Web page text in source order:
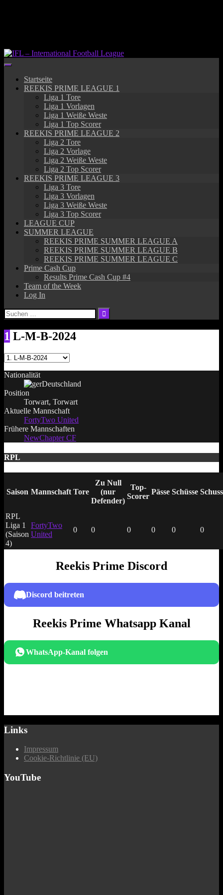
Startseite
REEKIS PRIME LEAGUE 1
Liga 1 Tore
Liga 1 Vorlagen
Liga 1 Weiße Weste
Liga 1 Top Scorer
REEKIS PRIME LEAGUE 2
Liga 2 Tore
Liga 2 Vorlage
Liga 2 Weiße Weste
Liga 2 Top Scorer
REEKIS PRIME LEAGUE 3
Liga 3 Tore
Liga 3 Vorlagen
Liga 3 Weiße Weste
Liga 3 Top Scorer
LEAGUE CUP
SUMMER LEAGUE
REEKIS PRIME SUMMER LEAGUE A
REEKIS PRIME SUMMER LEAGUE B
REEKIS PRIME SUMMER LEAGUE C
Prime Cash Cup
Results Prime Cash Cup #4
Team of the Week
Log In
Suchen
nach:
1 L-M-B-2024
Nationalität
Deutschland
Position
Torwart, Torwart
Aktuelle Mannschaft
FortyTwo United
Frühere Mannschaften
NewChapter CF
RPL
Saison Mannschaft Tore
Zu Null
(nur
Defender)
Top-
Scorer
Pässe Schüsse
RPL
Liga 1
(Saison
4)
FortyTwo
United
0 0 0 0 0 0
Reekis Prime Discord
Discord beitreten
Reekis Prime Whatsapp Kanal
WhatsApp-Kanal folgen
Links
Impressum
Cookie-Richtlinie (EU)
YouTube